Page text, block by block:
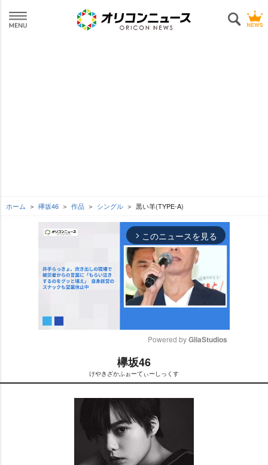
ホーム 欅坂46 作品 シングル 黒い羊(TYPE-A)
arrow_forward_ios このニュースを見る
t
e
Powered by GliaStudios
欅坂46
けやきざかふぉーてぃーしっくす